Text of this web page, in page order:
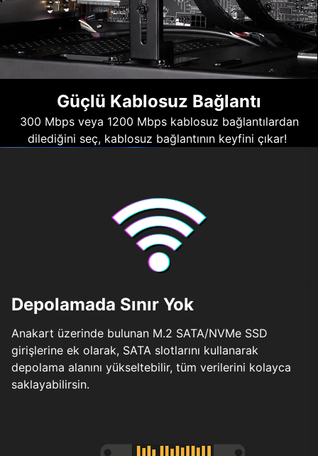
Güçlü Kablosuz Bağlantı
300 Mbps veya 1200 Mbps kablosuz bağlantılardan
dilediğini seç, kablosuz bağlantının keyfini çıkar!
Depolamada Sınır Yok
Anakart üzerinde bulunan M.2 SATA/NVMe SSD
girişlerine ek olarak, SATA slotlarını kullanarak
depolama alanını yükseltebilir, tüm verilerini kolayca
saklayabilirsin.